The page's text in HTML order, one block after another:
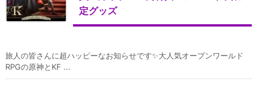
定グッズ
旅人の皆さんに超ハッピーなお知らせです✨大人気オープンワールド
RPGの原神とKF ...